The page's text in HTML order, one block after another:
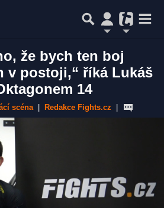
že bych ten boj
v postoji,“ říká Lukáš
14
scéna Redakce Fights.cz